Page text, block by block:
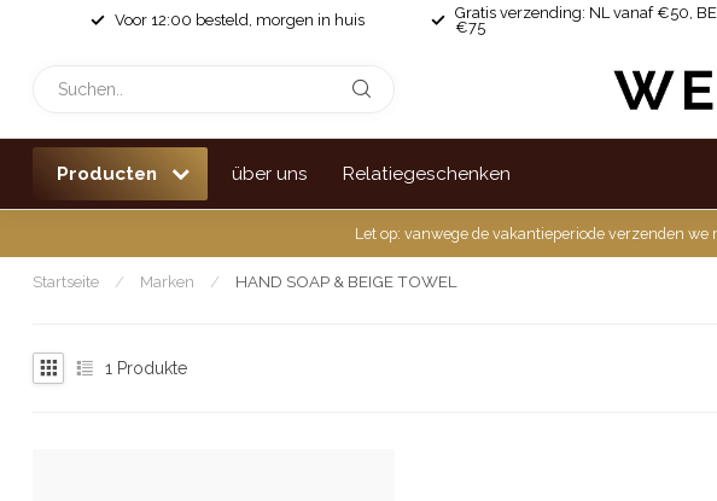
Voor 12:00 besteld, morgen in huis
Gratis verzending: NL vanaf €50,
€75
Producten über uns Relatiegeschenken
Let op: vanwege de vakantieperiode verzenden
Startseite / Marken / HAND SOAP & BEIGE TOWEL
1 Produkte